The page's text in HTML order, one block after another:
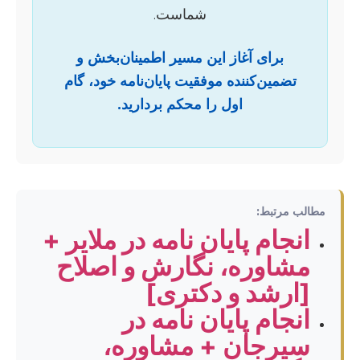
شماست.
برای آغاز این مسیر اطمینان‌بخش و
تضمین‌کننده موفقیت پایان‌نامه خود، گام
اول را محکم بردارید.
مطالب مرتبط:
انجام پایان نامه در ملایر +
مشاوره، نگارش و اصلاح
[ارشد و دکتری]
انجام پایان نامه در
سیرجان + مشاوره،